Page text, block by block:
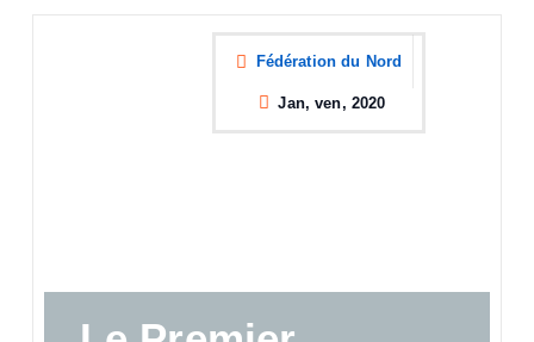
Fédération du Nord
Jan, ven, 2020